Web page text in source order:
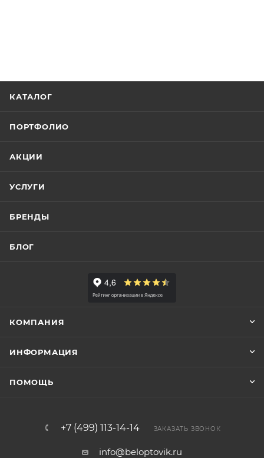
КАТАЛОГ
ПОРТФОЛИО
АКЦИИ
УСЛУГИ
БРЕНДЫ
БЛОГ
КОМПАНИЯ
ИНФОРМАЦИЯ
ПОМОЩЬ
+7 (499) 113-14-14 ЗАКАЗАТЬ ЗВОНОК
info@beloptovik.ru